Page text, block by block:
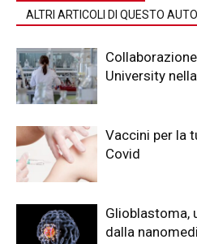
ALTRI ARTICOLI DI QUESTO
University
Vaccini per la
Covid
Glioblastoma,
dalla